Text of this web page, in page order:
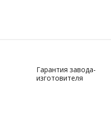
Гарантия завода-
изготовителя